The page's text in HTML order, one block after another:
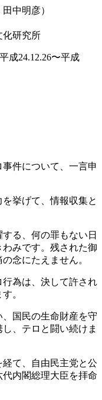
中明彦）
化研究所
成24.12.26〜平成
件について、一言申
挙げて、情報収集と
る、何の罪もない日
みです。残された御
念にたえません。
為は、決して許され
。
国民の生命財産を守
、テロと闘い続けま
て、自由民主党と公
内閣総理大臣を拝命